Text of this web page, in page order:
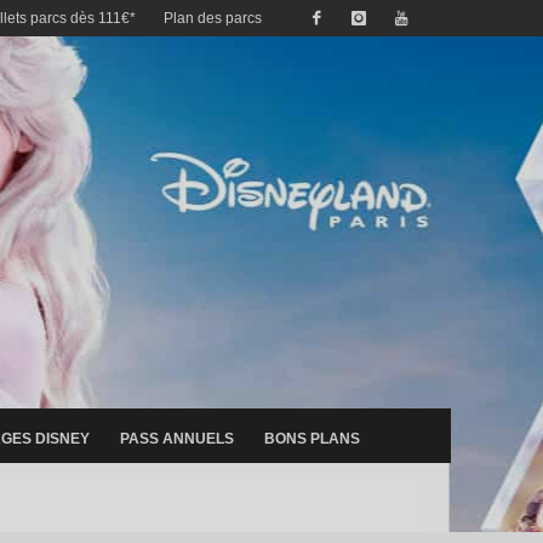
parcs dès 111€* Plan des parcs
DISNEY PASS ANNUELS BONS PLANS